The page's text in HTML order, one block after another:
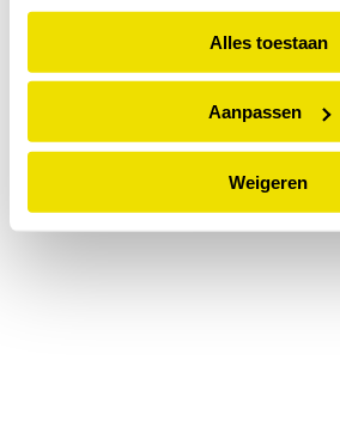
Alles toestaan
Aanpassen
Weigeren